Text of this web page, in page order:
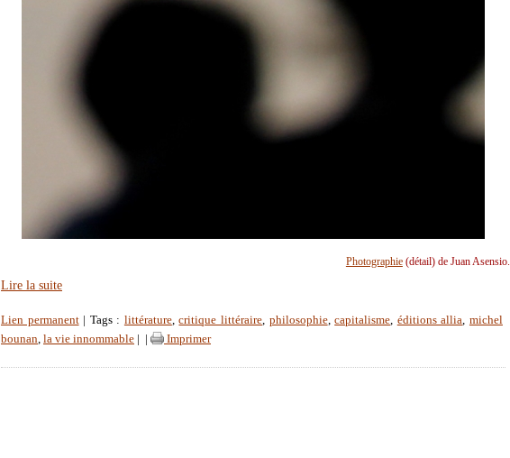
Photographie(détail) de Juan Asensio.
Lire la suite
Lien permanent| Tags : littérature,critique littéraire, philosophie,capitalisme, éditions allia, michel
bounan, la vie innommable Imprimer